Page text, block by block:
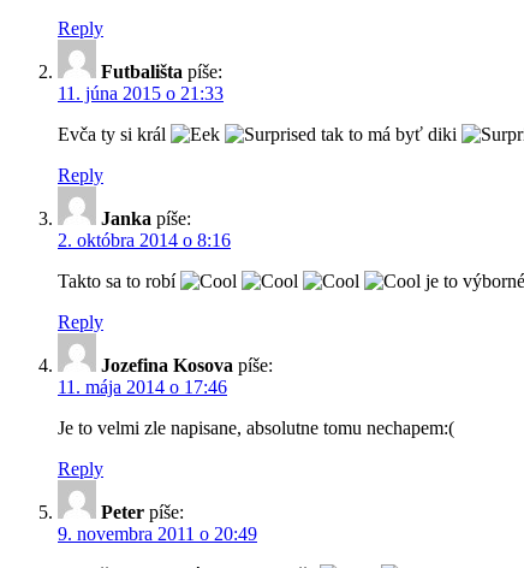
Reply
Futbališta píše:
11. júna 2015 o 21:33
Evča ty si král
tak to má byť diki
Reply
Janka píše:
2. októbra 2014 o 8:16
Takto sa to robí
je to výborné
Reply
Jozefina Kosova píše:
11. mája 2014 o 17:46
Je to velmi zle napisane, absolutne tomu nechapem:(
Reply
Peter píše:
9. novembra 2011 o 20:49